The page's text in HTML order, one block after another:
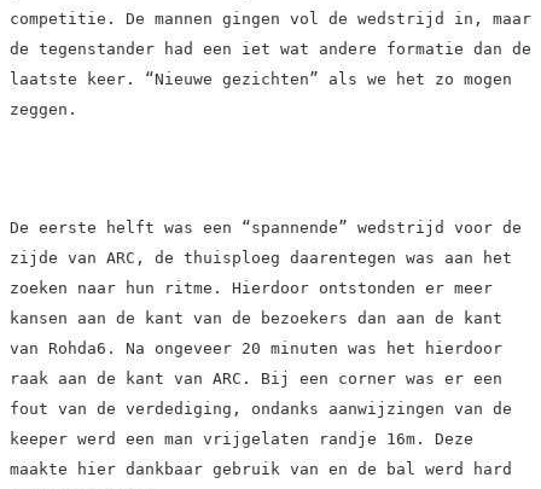
competitie. De mannen gingen vol de wedstrijd in, maar
de tegenstander had een iet wat andere formatie dan de
laatste keer. “Nieuwe gezichten” als we het zo mogen
zeggen.
De eerste helft was een “spannende” wedstrijd voor de
zijde van ARC, de thuisploeg daarentegen was aan het
zoeken naar hun ritme. Hierdoor ontstonden er meer
kansen aan de kant van de bezoekers dan aan de kant
van Rohda6. Na ongeveer 20 minuten was het hierdoor
raak aan de kant van ARC. Bij een corner was er een
fout van de verdediging, ondanks aanwijzingen van de
keeper werd een man vrijgelaten randje 16m. Deze
maakte hier dankbaar gebruik van en de bal werd hard